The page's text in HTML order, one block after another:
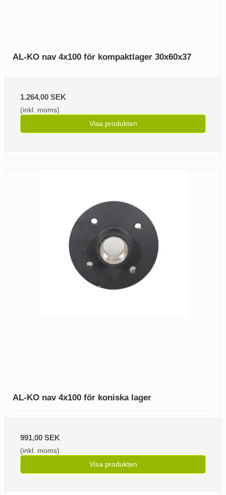
AL-KO nav 4x100 för kompaktlager 30x60x37
1.264,00 SEK
(inkl. moms)
Visa produkten
AL-KO nav 4x100 för koniska lager
991,00 SEK
(inkl. moms)
Visa produkten